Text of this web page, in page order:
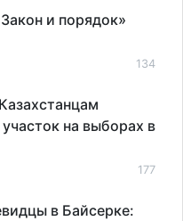
и порядок»
134
на выборах в
177
в Байсерке: